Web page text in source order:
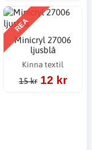
REA
Minicryl 27006
ljusblå
Kinna textil
15 kr 12 kr